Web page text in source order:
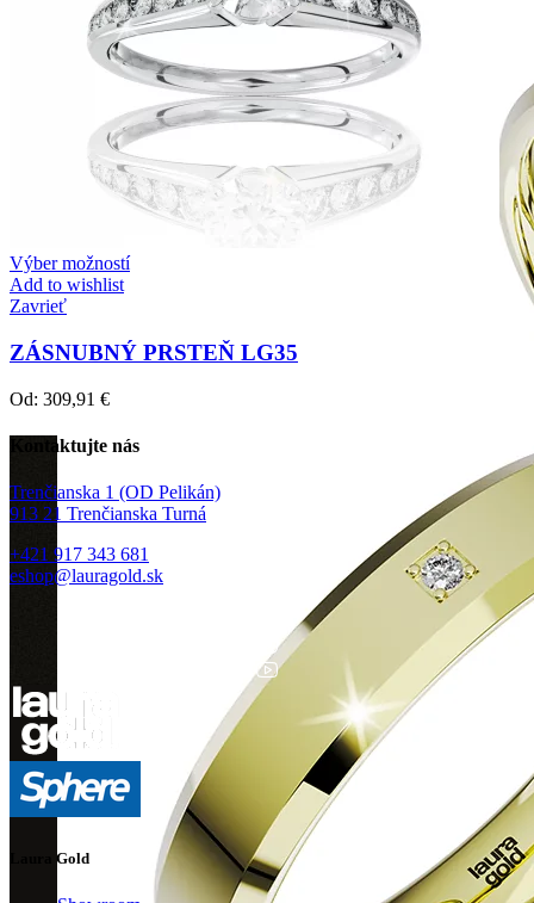
Výber možností
Add to wishlist
Zavrieť
ZÁSNUBNÝ PRSTEŇ LG35
Od: 309,91 €
Kontaktujte nás
Trenčianska 1 (OD Pelikán)
913 21 Trenčianska Turná
+421 917 343 681
eshop@lauragold.sk
Laura Gold